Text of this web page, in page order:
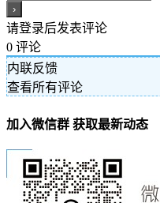
请登录后发表评论
0 评论
内联反馈
查看所有评论
加入微信群 获取最新动态